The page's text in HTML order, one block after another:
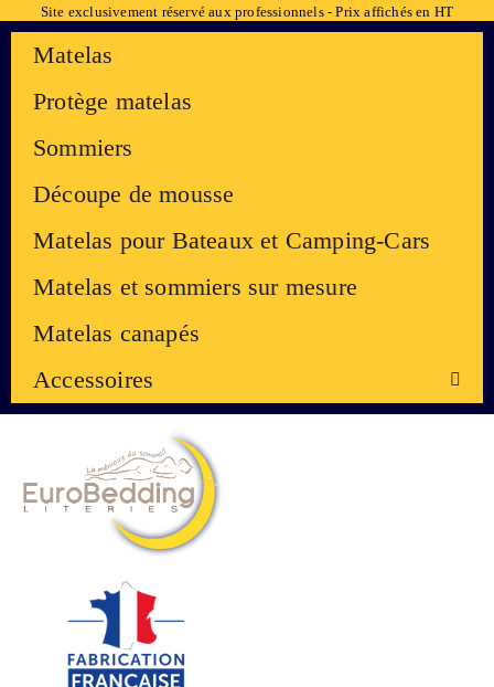
Site exclusivement réservé aux professionnels - Prix affichés en HT
Matelas
Protège matelas
Sommiers
Découpe de mousse
Matelas pour Bateaux et Camping-Cars
Matelas et sommiers sur mesure
Matelas canapés
Accessoires